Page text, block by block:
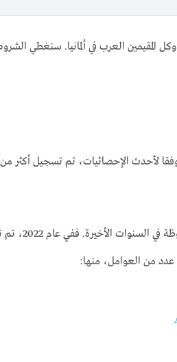
وكل المقيمين العرب في ألمانيا. سنغطي